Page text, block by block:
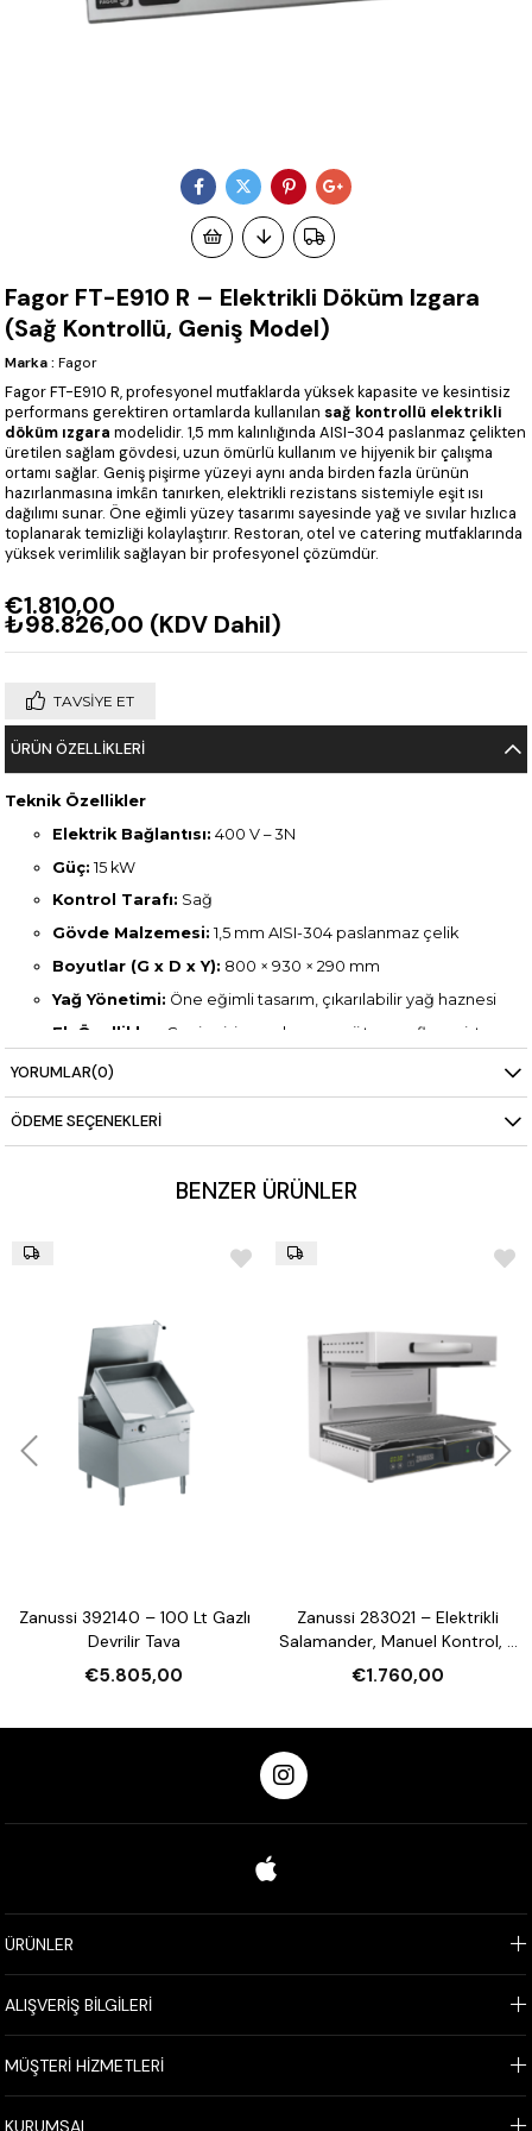
Fagor FT-E910 R – Elektrikli Döküm Izgara
(Sağ Kontrollü, Geniş Model)
Marka : Fagor
Fagor FT-E910 R, profesyonel mutfaklarda yüksek kapasite ve kesintisiz
performans gerektiren ortamlarda kullanılan sağ kontrollü elektrikli
döküm ızgara modelidir. 1,5 mm kalınlığında AISI-304 paslanmaz çelikten
üretilen sağlam gövdesi, uzun ömürlü kullanım ve hijyenik bir çalışma
ortamı sağlar. Geniş pişirme yüzeyi aynı anda birden fazla ürünün
hazırlanmasına imkân tanırken, elektrikli rezistans sistemiyle eşit ısı
dağılımı sunar. Öne eğimli yüzey tasarımı sayesinde yağ ve sıvılar hızlıca
toplanarak temizliği kolaylaştırır. Restoran, otel ve catering mutfaklarında
yüksek verimlilik sağlayan bir profesyonel çözümdür.
€1.810,00
₺98.826,00 (KDV Dahil)
TAVSIYE ET
ÜRÜN ÖZELLIKLERI
Teknik Özellikler
Elektrik Bağlantısı: 400 V – 3N
Güç: 15 kW
Kontrol Tarafı: Sağ
Gövde Malzemesi: 1,5 mm AISI-304 paslanmaz çelik
Boyutlar (G x D x Y): 800 × 930 × 290 mm
Yağ Yönetimi: Öne eğimli tasarım, çıkarılabilir yağ haznesi
Ek Özellikler:
Geniş pişirme alanı, enerji tasarruflu rezistans,
sessiz ve dengeli çalışma
YORUMLAR(0)
ÖDEME SEÇENEKLERI
BENZER ÜRÜNLER
Zanussi 392140 – 100 Lt Gazlı
Devrilir Tava
€5.805,00
Zanussi 283021 – Elektrikli
Salamander, Manuel Kontrol, 3
Tarafı Açık, 600 mm
€1.760,00
ÜRÜNLER
ALIŞVERİŞ BİLGİLERİ
MÜŞTERİ HİZMETLERİ
KURUMSAL